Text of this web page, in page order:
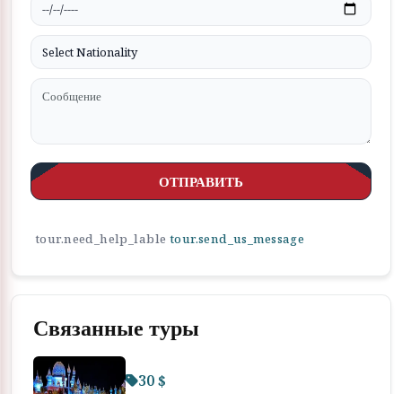
ОТПРАВИТЬ
tour.need_help_lable tour.send_us_message
Связанные туры
30 $